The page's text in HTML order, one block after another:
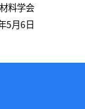
料学会
5月6日